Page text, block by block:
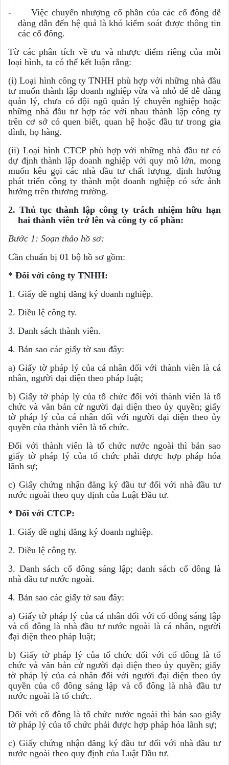
-
Việc chuyển nhượng cổ phần của các cổ đông dễ
dàng dẫn đến hệ quả là khó kiểm soát được thông tin
các cổ đông.
Từ các phân tích về ưu và nhược điểm riêng của mỗi
loại hình, ta có thể kết luận rằng:
(i) Loại hình công ty TNHH phù hợp với những nhà đầu
tư muốn thành lập doanh nghiệp vừa và nhỏ để dễ dàng
quản lý, chưa có đội ngũ quản lý chuyên nghiệp hoặc
những nhà đầu tư hợp tác với nhau thành lập công ty
trên cơ sở có quen biết, quan hệ hoặc đầu tư trong gia
đình, họ hàng.
(ii) Loại hình CTCP phù hợp với những nhà đầu tư có
dự định thành lập doanh nghiệp với quy mô lớn, mong
muốn kêu gọi các nhà đầu tư chất lượng, định hướng
phát triển công ty thành một doanh nghiệp có sức ảnh
hưởng trên thương trường.
2. Thủ tục thành lập công ty trách nhiệm hữu hạn
hai thành viên trở lên và công ty cổ phần:
Bước 1: Soạn thảo hồ sơ:
Cần chuẩn bị 01 bộ hồ sơ gồm:
* Đối với công ty TNHH:
1. Giấy đề nghị đăng ký doanh nghiệp.
2. Điều lệ công ty.
3. Danh sách thành viên.
4. Bản sao các giấy tờ sau đây:
a) Giấy tờ pháp lý của cá nhân đối với thành viên là cá
nhân, người đại diện theo pháp luật;
b) Giấy tờ pháp lý của tổ chức đối với thành viên là tổ
chức và văn bản cử người đại diện theo ủy quyền; giấy
tờ pháp lý của cá nhân đối với người đại diện theo ủy
quyền của thành viên là tổ chức.
Đối với thành viên là tổ chức nước ngoài thì bản sao
giấy tờ pháp lý của tổ chức phải được hợp pháp hóa
lãnh sự;
c) Giấy chứng nhận đăng ký đầu tư đối với nhà đầu tư
nước ngoài theo quy định của Luật Đầu tư.
* Đối với CTCP:
1. Giấy đề nghị đăng ký doanh nghiệp.
2. Điều lệ công ty.
3. Danh sách cổ đông sáng lập; danh sách cổ đông là
nhà đầu tư nước ngoài.
4. Bản sao các giấy tờ sau đây:
a) Giấy tờ pháp lý của cá nhân đối với cổ đông sáng lập
và cổ đông là nhà đầu tư nước ngoài là cá nhân, người
đại diện theo pháp luật;
b) Giấy tờ pháp lý của tổ chức đối với cổ đông là tổ
chức và văn bản cử người đại diện theo ủy quyền; giấy
tờ pháp lý của cá nhân đối với người đại diện theo ủy
quyền của cổ đông sáng lập và cổ đông là nhà đầu tư
nước ngoài là tổ chức.
Đối với cổ đông là tổ chức nước ngoài thì bản sao giấy
tờ pháp lý của tổ chức phải được hợp pháp hóa lãnh sự;
c) Giấy chứng nhận đăng ký đầu tư đối với nhà đầu tư
nước ngoài theo quy định của Luật Đầu tư.